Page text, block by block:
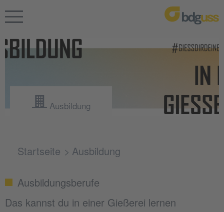
Ausbildung
Startseite Ausbildung
Ausbildungsberufe
Das kannst du in einer Gießerei lernen